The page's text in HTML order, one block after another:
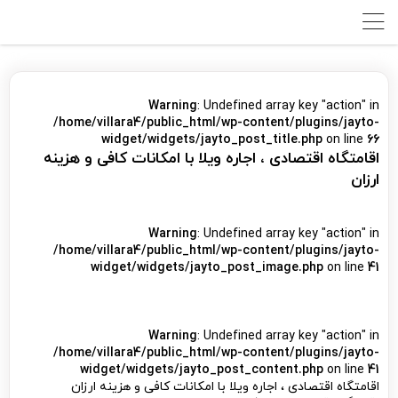
Warning: Undefined array key "action" in
/home/villara4/public_html/wp-content/plugins/jayto-
widget/widgets/jayto_post_title.php on line 66
اقامتگاه اقتصادی ، اجاره ویلا با امکانات کافی و هزینه
ارزان
Warning: Undefined array key "action" in
/home/villara4/public_html/wp-content/plugins/jayto-
widget/widgets/jayto_post_image.php on line 41
Warning: Undefined array key "action" in
/home/villara4/public_html/wp-content/plugins/jayto-
widget/widgets/jayto_post_content.php on line 41
اقامتگاه اقتصادی ، اجاره ویلا با امکانات کافی و هزینه ارزان